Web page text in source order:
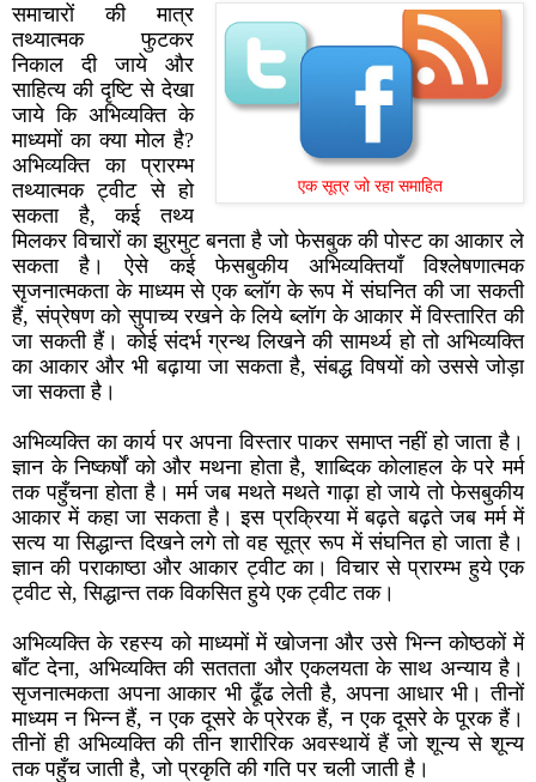
एक सूत्र जो रहा समाहित
समाचारों की मात्र
तथ्यात्मक फुटकर
निकाल दी जाये और
साहित्य की दृष्टि से देखा
जाये कि अभिव्यक्ति के
माध्यमों का क्या मोल है?
अभिव्यक्ति का प्रारम्भ
तथ्यात्मक ट्वीट से हो
सकता है, कई तथ्य
मिलकर विचारों का झुरमुट बनता है जो फेसबुक की पोस्ट का आकार ले
सकता है। ऐसे कई फेसबुकीय अभिव्यक्तियाँ विश्लेषणात्मक
सृजनात्मकता के माध्यम से एक ब्लॉग के रूप में संघनित की जा सकती
हैं, संप्रेषण को सुपाच्य रखने के लिये ब्लॉग के आकार में विस्तारित की
जा सकती हैं। कोई संदर्भ ग्रन्थ लिखने की सामर्थ्य हो तो अभिव्यक्ति
का आकार और भी बढ़ाया जा सकता है, संबद्ध विषयों को उससे जोड़ा
जा सकता है।
अभिव्यक्ति का कार्य पर अपना विस्तार पाकर समाप्त नहीं हो जाता है।
ज्ञान के निष्कर्षों को और मथना होता है, शाब्दिक कोलाहल के परे मर्म
तक पहुँचना होता है। मर्म जब मथते मथते गाढ़ा हो जाये तो फेसबुकीय
आकार में कहा जा सकता है। इस प्रक्रिया में बढ़ते बढ़ते जब मर्म में
सत्य या सिद्धान्त दिखने लगे तो वह सूत्र रूप में संघनित हो जाता है।
ज्ञान की पराकाष्ठा और आकार ट्वीट का। विचार से प्रारम्भ हुये एक
ट्वीट से, सिद्धान्त तक विकसित हुये एक ट्वीट तक।
अभिव्यक्ति के रहस्य को माध्यमों में खोजना और उसे भिन्न कोष्ठकों में
बाँट देना, अभिव्यक्ति की सततता और एकलयता के साथ अन्याय है।
सृजनात्मकता अपना आकार भी ढूँढ लेती है, अपना आधार भी। तीनों
माध्यम न भिन्न हैं, न एक दूसरे के प्रेरक हैं, न एक दूसरे के पूरक हैं।
तीनों ही अभिव्यक्ति की तीन शारीरिक अवस्थायें हैं जो शून्य से शून्य
तक पहुँच जाती है, जो प्रकृति की गति पर चली जाती है।